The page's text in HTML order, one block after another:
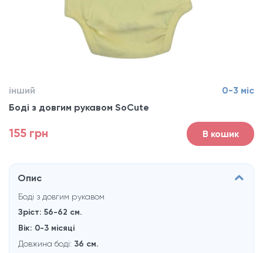
інший
0-3 міс
Боді з довгим рукавом SoCute
155 грн В кошик
Опис
Боді з довгим рукавом
Зріст: 56-62 см.
Вік: 0-3 місяцi
Довжина боді: 36 см.